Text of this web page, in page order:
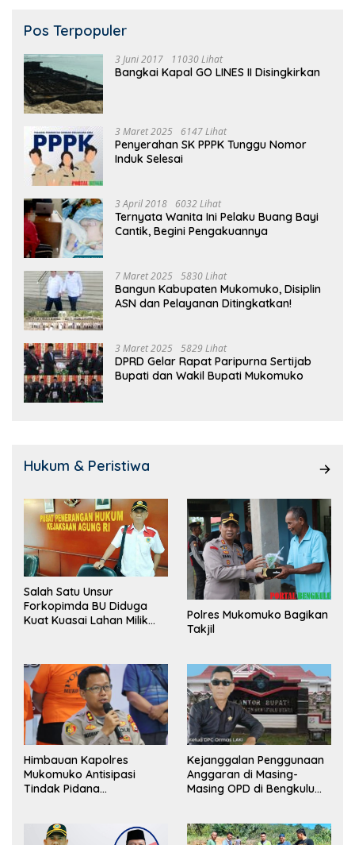
Pos Terpopuler
3 Juni 2017 11030 Lihat
Bangkai Kapal GO LINES II Disingkirkan
3 Maret 2025 6147 Lihat
Penyerahan SK PPPK Tunggu Nomor
Induk Selesai
3 April 2018 6032 Lihat
Ternyata Wanita Ini Pelaku Buang Bayi
Cantik, Begini Pengakuannya
7 Maret 2025 5830 Lihat
Bangun Kabupaten Mukomuko, Disiplin
ASN dan Pelayanan Ditingkatkan!
3 Maret 2025 5829 Lihat
DPRD Gelar Rapat Paripurna Sertijab
Bupati dan Wakil Bupati Mukomuko
Hukum & Peristiwa
Salah Satu Unsur
Forkopimda BU Diduga
Kuat Kuasai Lahan Milik
Polres Mukomuko Bagikan
Takjil
Himbauan Kapolres
Mukomuko Antisipasi
Tindak Pidana
Kejanggalan Penggunaan
Anggaran di Masing-
Masing OPD di Bengkulu